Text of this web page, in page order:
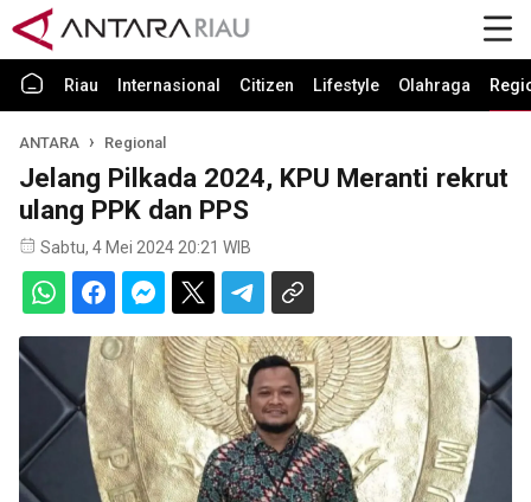
Riau Internasional Citizen Lifestyle Olahraga
ANTARA Regional
Jelang Pilkada 2024, KPU Meranti rekrut
ulang PPK dan PPS
Sabtu, 4 Mei 2024 20:21 WIB